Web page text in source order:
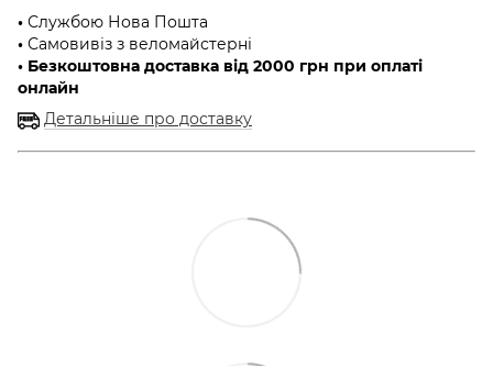
• Службою Нова Пошта
• Самовивіз з веломайстерні
• Безкоштовна доставка від 2000 грн при оплаті
онлайн
Детальніше про доставку